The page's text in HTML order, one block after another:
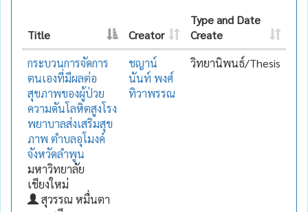
Title Creator
Type and Date
Create
กระบวนการจัดการ
ตนเองที่มีผลต่อ
สุขภาพของผู้ป่วย
ความดันโลหิตสูงโรง
พยาบาลส่งเสริมสุข
ภาพ ตำบลอุโมงค์
จังหวัดลำพูน
มหาวิทยาลัย
เชียงใหม่
สุวรรณ หมื่นตา
ชญาน์
นันท์ พงศ์
ทิวาพรรณ
วิทยานิพนธ์/Thesis